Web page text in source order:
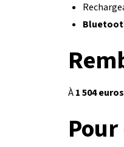
À1 504 euros